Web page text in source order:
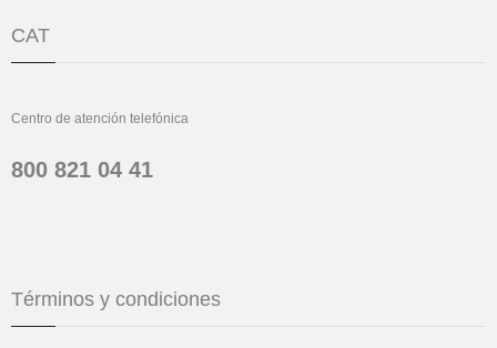
CAT
Centro de atención telefónica
800 821 04 41
Términos y condiciones